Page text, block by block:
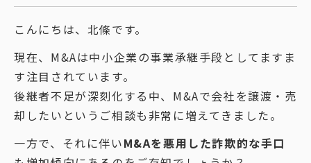
こんにちは、北條です。
現在、M&Aは中小企業の事業承継手段としてますま
す注目されています。
後継者不足が深刻化する中、M&Aで会社を譲渡・売
却したいというご相談も非常に増えてきました。
一方で、それに伴いM&Aを悪用した詐欺的な手口